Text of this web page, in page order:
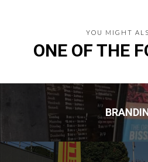
YOU MIGHT
ONE OF THE